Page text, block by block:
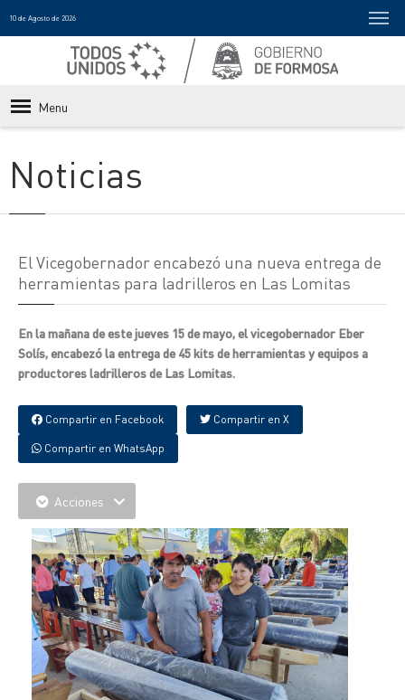
10 de Agosto de 2026
Menu
Noticias
El Vicegobernador encabezó una nueva entrega de
herramientas para ladrilleros en Las Lomitas
En la mañana de este jueves 15 de mayo, el vicegobernador Eber
Solís, encabezó la entrega de 45 kits de herramientas y equipos a
productores ladrilleros de Las Lomitas.
Compartir en Facebook Compartir en X
Compartir en WhatsApp
Acciones